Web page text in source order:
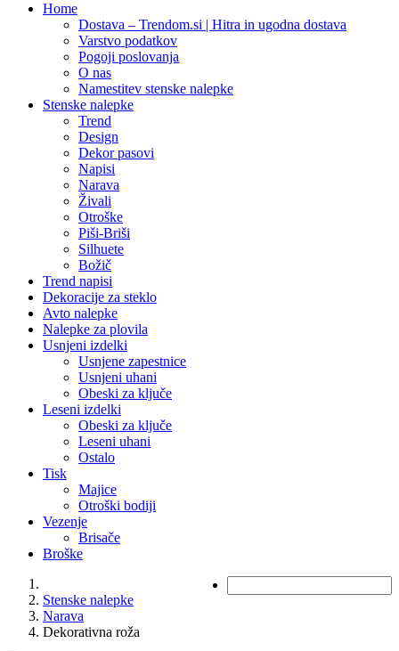
Home
Dostava – Trendom.si | Hitra in ugodna dostava
Varstvo podatkov
Pogoji poslovanja
O nas
Namestitev stenske nalepke
Stenske nalepke
Trend
Design
Dekor pasovi
Napisi
Narava
Živali
Otroške
Piši-Briši
Silhuete
Božič
Trend napisi
Dekoracije za steklo
Avto nalepke
Nalepke za plovila
Usnjeni izdelki
Usnjene zapestnice
Usnjeni uhani
Obeski za ključe
Leseni izdelki
Obeski za ključe
Leseni uhani
Ostalo
Tisk
Majice
Otroški bodiji
Vezenje
Brisače
Broške
Stenske nalepke
Narava
Dekorativna roža